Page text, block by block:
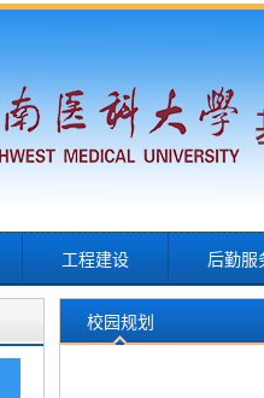
工程建设 后勤服
校园规划